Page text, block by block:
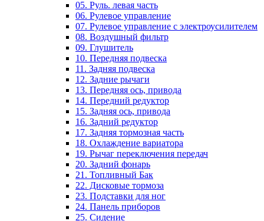
05. Руль. левая часть
06. Рулевое управление
07. Рулевое управление с электроусилителем
08. Воздушный фильтр
09. Глушитель
10. Передняя подвеска
11. Задняя подвеска
12. Задние рычаги
13. Передняя ось, привода
14. Передний редуктор
15. Задняя ось, привода
16. Задний редуктор
17. Задняя тормозная часть
18. Охлаждение вариатора
19. Рычаг переключения передач
20. Задний фонарь
21. Топливный Бак
22. Дисковые тормоза
23. Подставки для ног
24. Панель приборов
25. Сидение